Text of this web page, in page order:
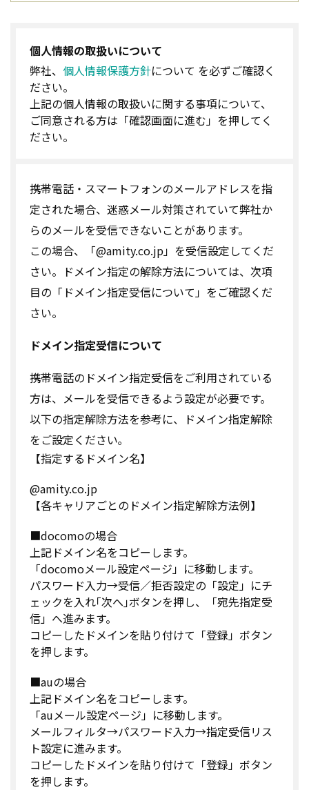
個人情報の取扱いについて
弊社、 個人情報保護方針について を必ずご確認く
ださい。
上記の個人情報の取扱いに関する事項について、
ご同意される方は「確認画面に進む」を押してく
ださい。
携帯電話・スマートフォンのメールアドレスを指
定された場合、迷惑メール対策されていて弊社か
らのメールを受信できないことがあります。
この場合、「@amity.co.jp」を受信設定してくだ
さい。ドメイン指定の解除方法については、次項
目の「ドメイン指定受信について」をご確認くだ
さい。
ドメイン指定受信について
携帯電話のドメイン指定受信をご利用されている
方は、メールを受信できるよう設定が必要です。
以下の指定解除方法を参考に、ドメイン指定解除
をご設定ください｡
【指定するドメイン名】
@amity.co.jp
【各キャリアごとのドメイン指定解除方法例】
■docomoの場合
上記ドメイン名をコピーします。
「docomoメール設定ページ」に移動します。
パスワード入力→受信／拒否設定の「設定」にチ
ェックを入れ｢次へ｣ボタンを押し、「宛先指定受
信」へ進みます。
コピーしたドメインを貼り付けて「登録」ボタン
を押します。
■auの場合
上記ドメイン名をコピーします。
「auメール設定ページ」に移動します。
メールフィルタ→パスワード入力→指定受信リス
ト設定に進みます。
コピーしたドメインを貼り付けて「登録」ボタン
を押します。